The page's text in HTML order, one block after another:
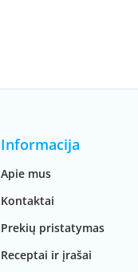
Informacija
Apie mus
Kontaktai
Prekių pristatymas
Receptai ir įrašai